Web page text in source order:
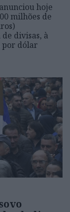
hoje
milhões de
divisas, à
por dólar